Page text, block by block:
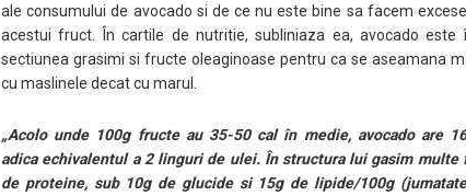
ale consumului de avocado si de ce nu este bine sa facem
acestui fruct. În cartile de nutritie, subliniaza ea, avocado este
sectiunea grasimi si fructe oleaginoase pentru ca se aseamana
cu maslinele decat cu marul.
„Acolo unde 100g fructe au 35-50 cal în medie, avocado are
adica echivalentul a 2 linguri de ulei. În structura lui gasim multe
de proteine, sub 10g de glucide si 15g de lipide/100g